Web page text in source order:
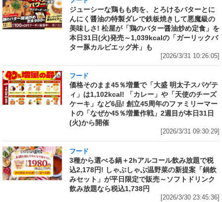
ジューシーな鶏もも肉を、とろけるバターとに
んにく醤油の特製ダレで鉄板焼きして悪魔級の
美味しさ! 松屋が「鶏のバター醤油炒め定食」を
本日31日(火)発売～1,039kcalの「ガーリックバ
ター豚カルビエッグ丼」も
[2026/3/31 10:26:05]
フード
価格そのまま45％増量で「大盛 明太子スパゲテ
ィ」は1,102kcal! 「カレー」や「天使のチーズ
ケーキ」など6品! 創立45周年のファミリーマー
トの「なぜか45％増量作戦」2週目が本日31日
(火)から開催
[2026/3/31 09:30:29]
フード
3種から選べる鍋＋2hアルコール飲み放題で税
込2,178円! しゃぶしゃぶ温野菜の新提案「鍋飲
みセット」が平日限定で販売～ソフトドリンク
飲み放題なら税込1,738円
[2026/3/30 23:45:36]